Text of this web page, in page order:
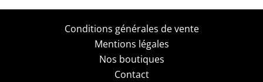
Conditions générales de vente
Mentions légales
Nos boutiques
Contact